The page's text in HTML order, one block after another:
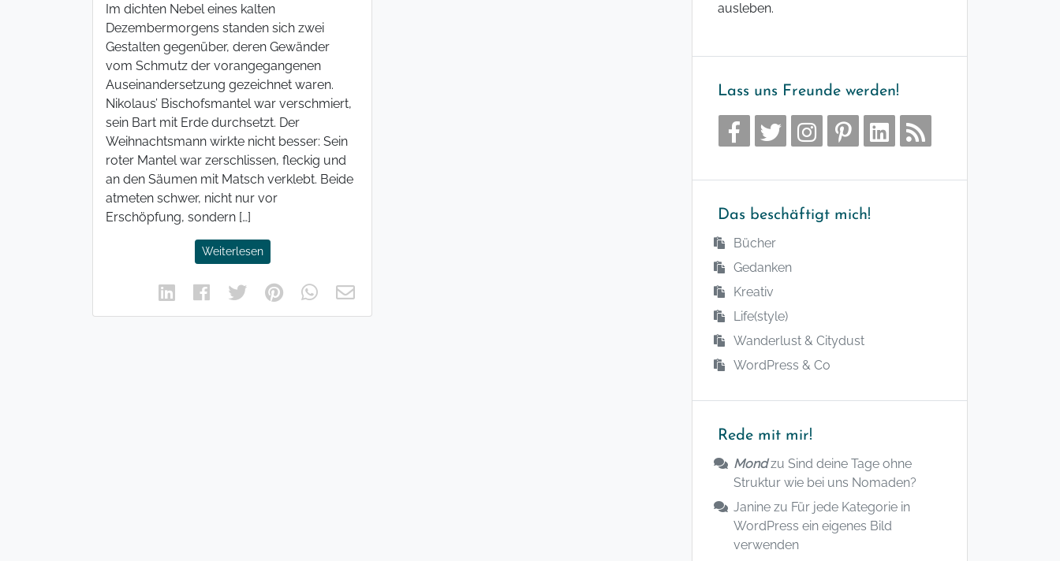
Im dichten Nebel eines kalten
Dezembermorgens standen sich zwei
Gestalten gegenüber, deren Gewänder
vom Schmutz der vorangegangenen
Auseinandersetzung gezeichnet waren.
Nikolaus’ Bischofsmantel war verschmiert,
sein Bart mit Erde durchsetzt. Der
Weihnachtsmann wirkte nicht besser: Sein
roter Mantel war zerschlissen, fleckig und
an den Säumen mit Matsch verklebt. Beide
atmeten schwer, nicht nur vor
Erschöpfung, sondern […]
Weiterlesen
ausleben.
Lass uns Freunde werden!
Das beschäftigt mich!
Bücher
Gedanken
Kreativ
Life(style)
Wanderlust & Citydust
WordPress & Co
Rede mit mir!
Mondzu Sind deine Tage ohne
Struktur wie bei uns Nomaden?
Janine zu Für jede Kategorie in
WordPress ein eigenes Bild
verwenden